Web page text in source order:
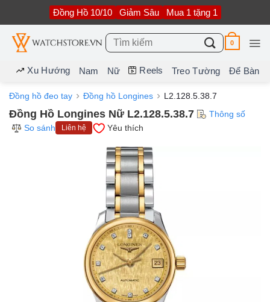
nội
dung
Đồng Hồ 10/10 Giảm Sâu Mua 1 tặng 1
Tìm
kiếm:
0
Xu Hướng Nam Nữ Reels Treo Tường Để Bàn
Đồng hồ đeo tay Đồng hồ Longines L2.128.5.38.7
Đồng Hồ Longines Nữ L2.128.5.38.7
Thông số
So sánh
Liên hệ Yêu thích